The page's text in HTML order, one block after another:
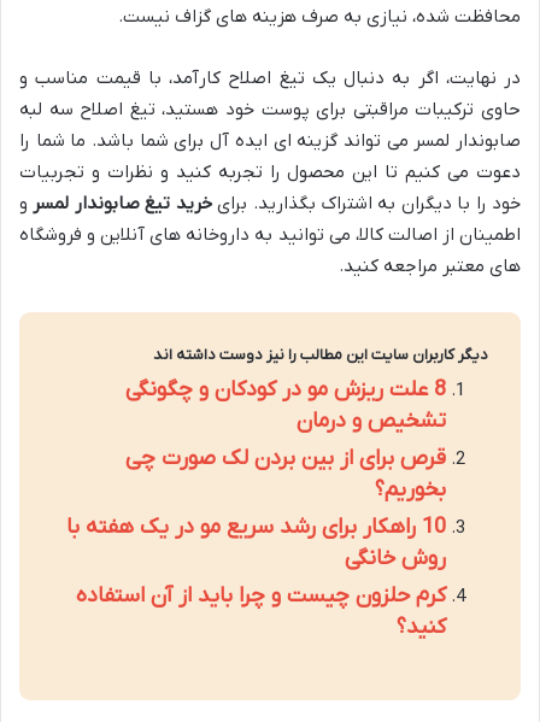
محافظت شده، نیازی به صرف هزینه های گزاف نیست.
در نهایت، اگر به دنبال یک تیغ اصلاح کارآمد، با قیمت مناسب و
حاوی ترکیبات مراقبتی برای پوست خود هستید، تیغ اصلاح سه لبه
صابوندار لمسر می تواند گزینه ای ایده آل برای شما باشد. ما شما را
دعوت می کنیم تا این محصول را تجربه کنید و نظرات و تجربیات
خود را با دیگران به اشتراک بگذارید. برایخرید تیغ صابوندار لمسر و
اطمینان از اصالت کالا، می توانید به داروخانه های آنلاین و فروشگاه
های معتبر مراجعه کنید.
دیگر کاربران سایت این مطالب را نیز دوست داشته اند
8 علت ریزش مو در کودکان و چگونگی
تشخیص و درمان
قرص برای از بین بردن لک صورت چی
بخوریم؟
10 راهکار برای رشد سریع مو در یک هفته با
روش خانگی
کرم حلزون چیست و چرا باید از آن استفاده
کنید؟